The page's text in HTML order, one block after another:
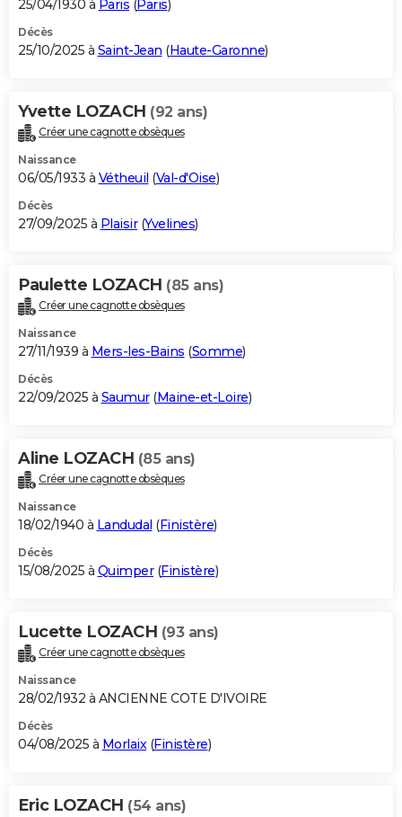
25/04/1930 à Paris (Paris)
Décès
25/10/2025 à Saint-Jean (Haute-Garonne)
Yvette LOZACH (92 ans)
Créer une cagnotte obsèques
Naissance
06/05/1933 à Vétheuil (Val-d'Oise)
Décès
27/09/2025 à Plaisir(Yvelines)
Paulette LOZACH (85 ans)
Créer une cagnotte obsèques
Naissance
27/11/1939 à Mers-les-Bains (Somme)
Décès
22/09/2025 à Saumur(Maine-et-Loire)
Aline LOZACH (85 ans)
Créer une cagnotte obsèques
Naissance
18/02/1940 à Landudal (Finistère)
Décès
15/08/2025 à Quimper(Finistère)
Lucette LOZACH (93 ans)
Créer une cagnotte obsèques
Naissance
28/02/1932 à ANCIENNE COTE D'IVOIRE
Décès
04/08/2025 à Morlaix(Finistère)
Eric LOZACH (54 ans)